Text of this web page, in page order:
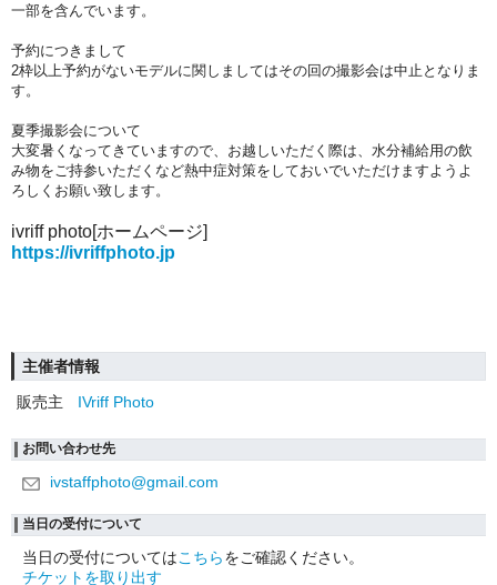
一部を含んでいます。
予約につきまして
2枠以上予約がないモデルに関しましてはその回の撮影会は中止となりま
す。
夏季撮影会について
大変暑くなってきていますので、お越しいただく際は、水分補給用の飲
み物をご持参いただくなど熱中症対策をしておいでいただけますようよ
ろしくお願い致します。
ivriff photo[ホームページ]
https://ivriffphoto.jp
主催者情報
販売主
IVriff Photo
お問い合わせ先
ivstaffphoto@gmail.com
当日の受付について
当日の受付についてはこちらをご確認ください。
チケットを取り出す